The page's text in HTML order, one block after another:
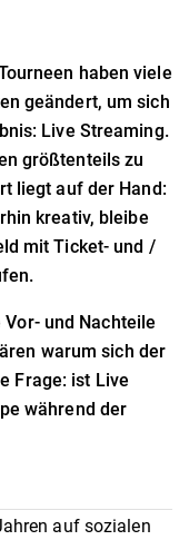
haben viele
geändert, um sich
Live Streaming.
größtenteils zu
liegt auf der Hand:
kreativ, bleibe
mit Ticket- und /
und Nachteile
warum sich der
Frage: ist Live
während der
auf sozialen